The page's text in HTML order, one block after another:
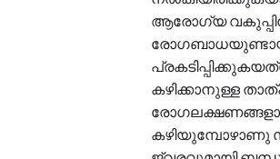
ആരോഗ്യ
കഴിക്കാനുള്ള
കഴിയുമ്പോഴാണു